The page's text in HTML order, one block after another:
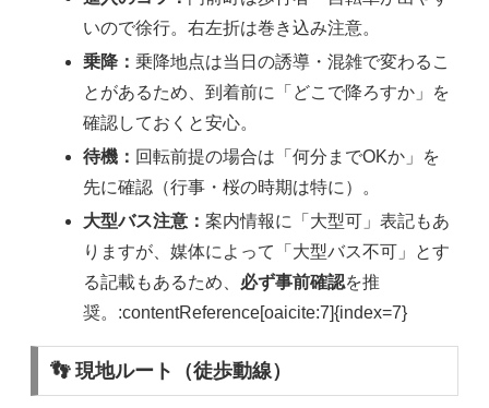
いので徐行。右左折は巻き込み注意。
乗降： 乗降地点は当日の誘導・混雑で変わるこ
とがあるため、到着前に「どこで降ろすか」を
確認しておくと安心。
待機： 回転前提の場合は「何分までOKか」を
先に確認（行事・桜の時期は特に）。
大型バス注意：案内情報に「大型可」表記もあ
りますが、媒体によって「大型バス不可」とす
る記載もあるため、 必ず事前確認を推
奨。:contentReference[oaicite:7]{index=7}
👣 現地ルート（徒歩動線）